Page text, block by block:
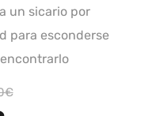
un sicario por
para esconderse